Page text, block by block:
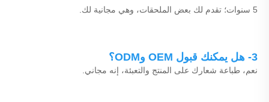
5 سنوات؛ تقدم لك بعض الملحقات، وهي مجانية لك.
3- هل يمكنك قبول OEM وODM؟
نعم، طباعة شعارك على المنتج والتعبئة، إنه مجاني.